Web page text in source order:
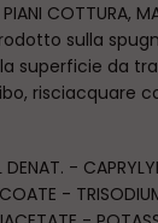
PIANI COTTURA,
sulla
superficie da
risciacquare
-
-